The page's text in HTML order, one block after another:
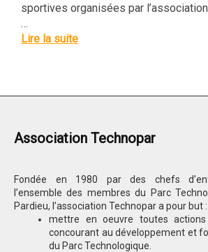
sportives organisées par
…
Lire la suite
Association Technopar
Fondée en 1980 par des chefs
l’ensemble des membres du Parc
Pardieu, l’association Technopar a pour but :
mettre en oeuvre toutes
concourant au développement et
du Parc Technologique.